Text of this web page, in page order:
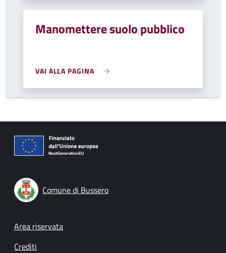
Manomettere suolo pubblico
VAI ALLA PAGINA
Comune di Bussero
Footer menu
Area riservata
Crediti